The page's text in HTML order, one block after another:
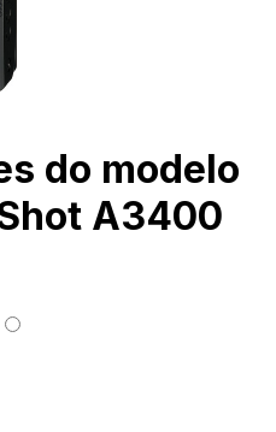
do modelo
A3400